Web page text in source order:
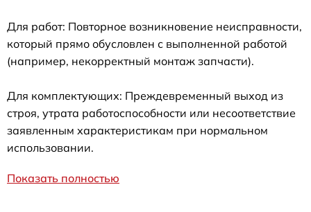
Для работ: Повторное возникновение неисправности,
который прямо обусловлен с выполненной работой
(например, некорректный монтаж запчасти).
Для комплектующих: Преждевременный выход из
строя, утрата работоспособности или несоответствие
заявленным характеристикам при нормальном
использовании.
Показать полностью